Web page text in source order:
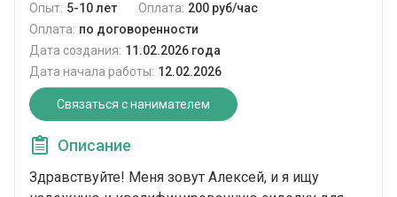
Опыт: 5-10 лет Оплата: 200 руб/час
Оплата: по договоренности
Дата создания: 11.02.2026 года
Дата начала работы: 12.02.2026
Связаться с нанимателем
Описание
Здравствуйте! Меня зовут Алексей, и я ищу